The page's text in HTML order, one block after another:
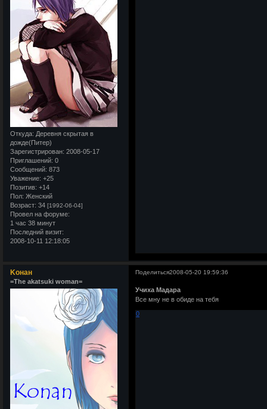
Откуда: Деревня скрытая в
дожде(Питер)
Зарегистрирован: 2008-05-17
Приглашений: 0
Сообщений: 873
Уважение: +25
Позитив: +14
Пол: Женский
Возраст: 34 [1992-06-04]
Провел на форуме:
1 час 38 минут
Последний визит:
2008-10-11 12:18:05
Поделиться2008-05-20 19:59:36
Kонан
=The akatsuki woman=
Учиха Мадара
Все мну не в обиде на тебя
0